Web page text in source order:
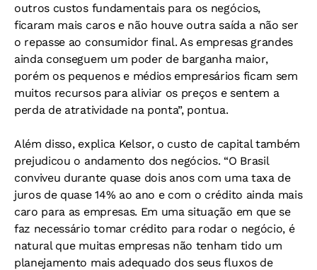
outros custos fundamentais para os negócios,
ficaram mais caros e não houve outra saída a não ser
o repasse ao consumidor final. As empresas grandes
ainda conseguem um poder de barganha maior,
porém os pequenos e médios empresários ficam sem
muitos recursos para aliviar os preços e sentem a
perda de atratividade na ponta”, pontua.
Além disso, explica Kelsor, o custo de capital também
prejudicou o andamento dos negócios. “O Brasil
conviveu durante quase dois anos com uma taxa de
juros de quase 14% ao ano e com o crédito ainda mais
caro para as empresas. Em uma situação em que se
faz necessário tomar crédito para rodar o negócio, é
natural que muitas empresas não tenham tido um
planejamento mais adequado dos seus fluxos de